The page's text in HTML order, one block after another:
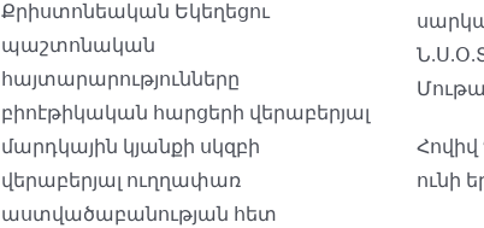
Քրիստոնեական Եկեղեցու
պաշտոնական
հայտարարությունները
բիոէթիկական հարցերի վերաբերյալ
մարդկային կյանքի սկզբի
վերաբերյալ ուղղափառ
աստվածաբանության հետ
ունի